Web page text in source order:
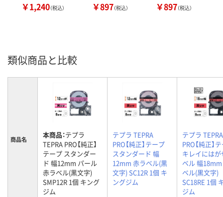
￥1,240（税込） ￥897（税込） ￥897（税込）
類似商品と比較
商品名 本商品：テプラ
TEPRA PRO【純正】
テープ スタンダー
ド 幅12mm パール
赤ラベル(黒文字)
SMP12R 1個 キング
ジム
テプラ TEPRA
PRO【純正】テープ
スタンダード 幅
12mm 赤ラベル(黒
文字) SC12R 1個 キ
ングジム
テプラ TEPRA
PRO【純正】
キレイには
ベル 幅
ベル(黒文字)
SC18RE 1個
ジム